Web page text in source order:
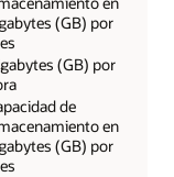
(GB) por
(GB) por
de
en
(GB) por